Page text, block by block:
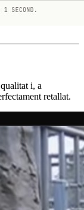
i, a
retallat.